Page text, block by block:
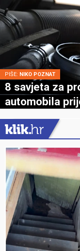
PIŠE: NIKO POZNAT
8 savjeta za
automobila